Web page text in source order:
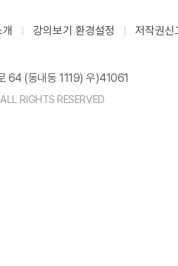
강의보기 환경설정 저작권신
64 (동내동 1119) 우)41061
RIGHTS RESERVED